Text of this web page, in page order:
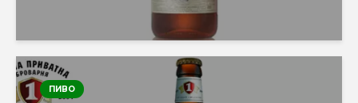
ПИВО